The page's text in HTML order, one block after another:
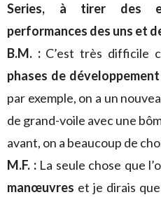
Series, à tirer des
performances des uns et
B.M. :C’est très difficile
phases de
par exemple, on a un
de grand-voile avec une
avant, on a beaucoup de
M.F. :La seule chose que
manœuvres et je dirais